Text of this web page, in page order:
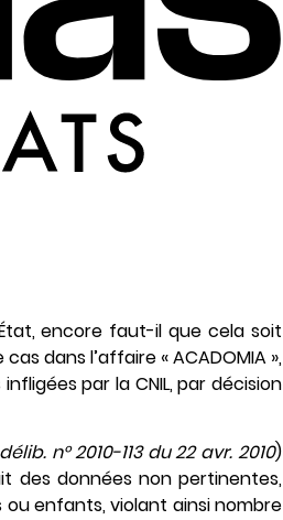
encore faut-il que cela soit
dans l’affaire « ACADOMIA »,
par la CNIL, par décision
délib. n° 2010-113 du 22 avr. 2010)
des données non pertinentes,
enfants, violant ainsi nombre